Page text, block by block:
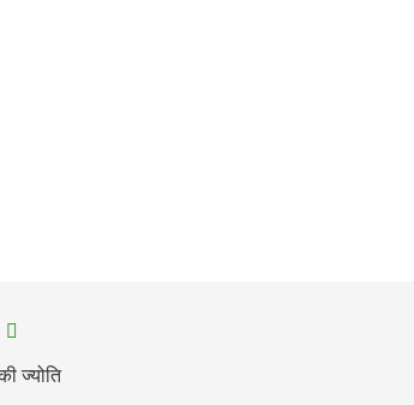
ज्योति